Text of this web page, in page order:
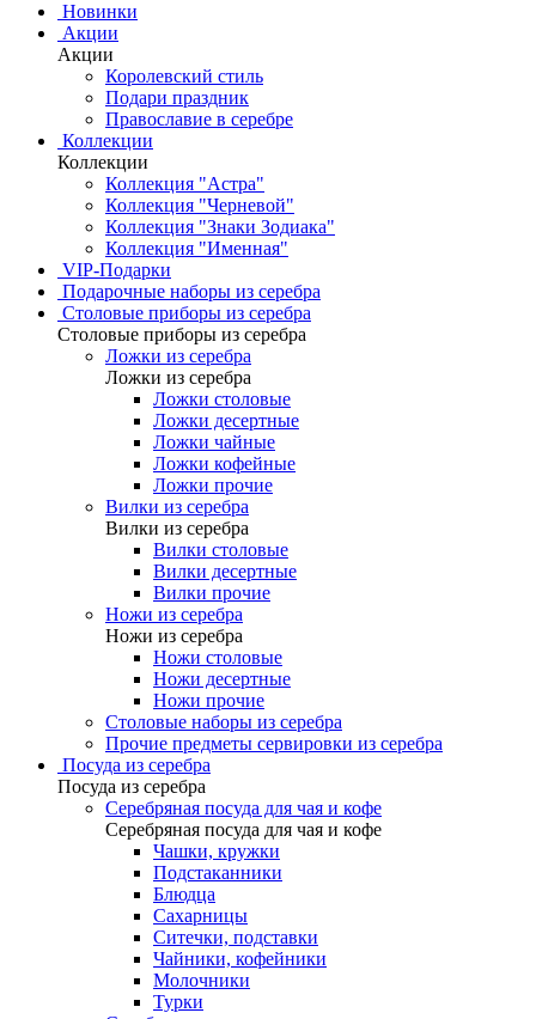
Новинки
Акции
Акции
Королевский стиль
Подари праздник
Православие в серебре
Коллекции
Коллекции
Коллекция "Астра"
Коллекция "Черневой"
Коллекция "Знаки Зодиака"
Коллекция "Именная"
VIP-Подарки
Подарочные наборы из серебра
Столовые приборы из серебра
Столовые приборы из серебра
Ложки из серебра
Ложки из серебра
Ложки столовые
Ложки десертные
Ложки чайные
Ложки кофейные
Ложки прочие
Вилки из серебра
Вилки из серебра
Вилки столовые
Вилки десертные
Вилки прочие
Ножи из серебра
Ножи из серебра
Ножи столовые
Ножи десертные
Ножи прочие
Столовые наборы из серебра
Прочие предметы сервировки из серебра
Посуда из серебра
Посуда из серебра
Серебряная посуда для чая и кофе
Серебряная посуда для чая и кофе
Чашки, кружки
Подстаканники
Блюдца
Сахарницы
Ситечки, подставки
Чайники, кофейники
Молочники
Турки